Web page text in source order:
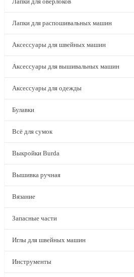
Лапки для распошивальных машин
Аксессуары для швейных машин
Аксессуары для вышивальных машин
Аксессуары для одежды
Булавки
Всё для сумок
Выкройки Burda
Вышивка ручная
Вязание
Запасные части
Иглы для швейных машин
Инструменты